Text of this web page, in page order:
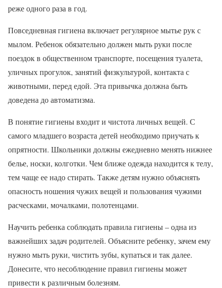
реже одного раза в год.
Повседневная гигиена включает регулярное мытье рук с
мылом. Ребенок обязательно должен мыть руки после
поездок в общественном транспорте, посещения туалета,
уличных прогулок, занятий физкультурой, контакта с
животными, перед едой. Эта привычка должна быть
доведена до автоматизма.
В понятие гигиены входит и чистота личных вещей. С
самого младшего возраста детей необходимо приучать к
опрятности. Школьники должны ежедневно менять нижнее
белье, носки, колготки. Чем ближе одежда находится к телу,
тем чаще ее надо стирать. Также детям нужно объяснять
опасность ношения чужих вещей и пользования чужими
расческами, мочалками, полотенцами.
Научить ребенка соблюдать правила гигиены – одна из
важнейших задач родителей. Объясните ребенку, зачем ему
нужно мыть руки, чистить зубы, купаться и так далее.
Донесите, что несоблюдение правил гигиены может
привести к различным болезням.